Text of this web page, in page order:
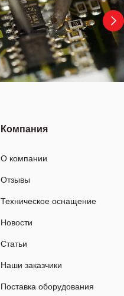
Компания
О компании
Отзывы
Техническое оснащение
Новости
Статьи
Наши заказчики
Поставка оборудования